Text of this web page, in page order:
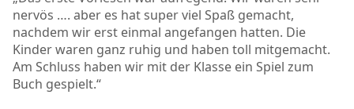
nervös …. aber es hat super viel Spaß gemacht,
nachdem wir erst einmal angefangen hatten. Die
Kinder waren ganz ruhig und haben toll mitgemacht.
Am Schluss haben wir mit der Klasse ein Spiel zum
Buch gespielt.“